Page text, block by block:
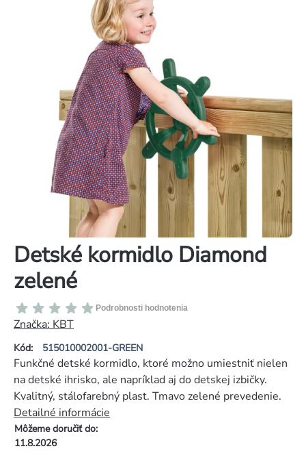
Detské kormidlo Diamond
zelené
Kód: 515010002001-GREEN
Priemerné
hodnotenie
produktu
je
z
5
hviezdičiek.
Podrobnosti hodnotenia
Značka: KBT
Môžeme doručiť do:
11.8.2026
Funkčné detské kormidlo, ktoré možno umiestniť nielen
na detské ihrisko, ale napríklad aj do detskej izbičky.
Kvalitný, stálofarebný plast. Tmavo zelené prevedenie.
Detailné informácie